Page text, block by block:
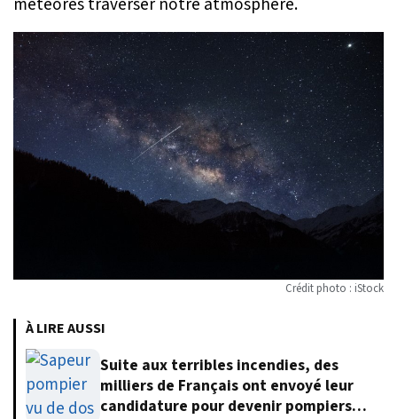
Crédit photo : iStock
À LIRE AUSSI
Suite aux terribles incendies, des
milliers de Français ont envoyé leur
candidature pour devenir pompiers